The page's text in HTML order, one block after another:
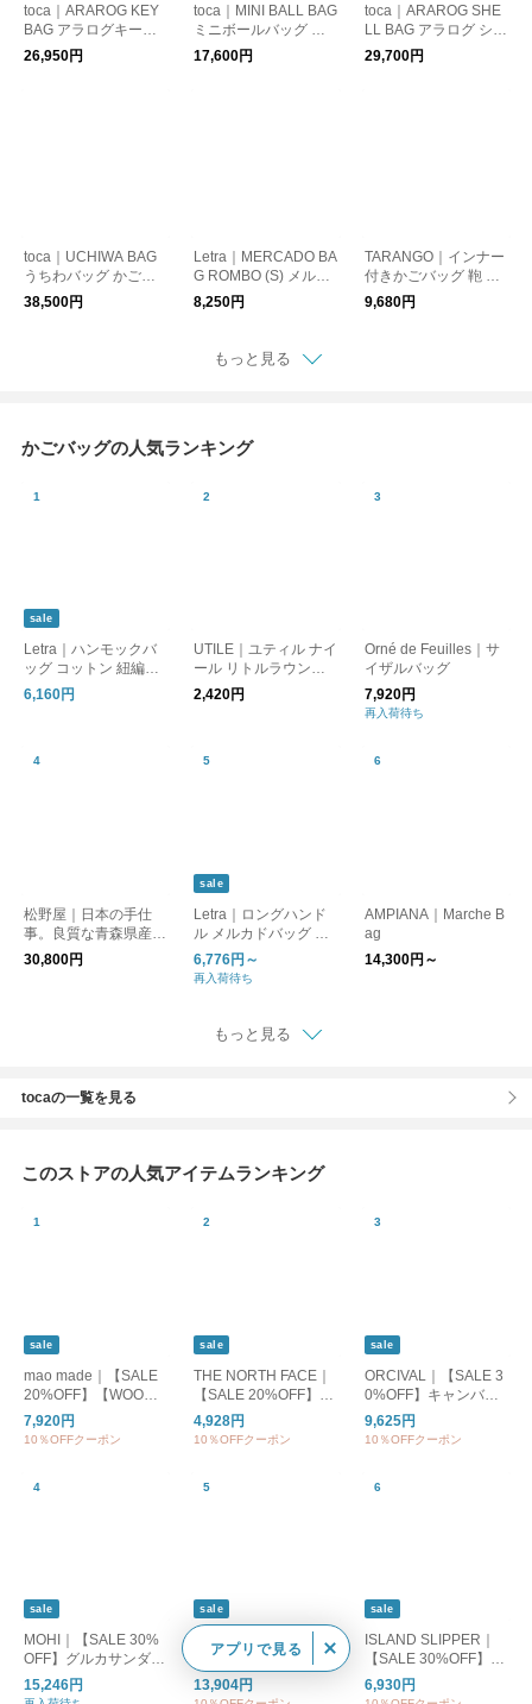
toca｜ARAROG KEY
BAG アラログキーバ
ッグ バッグ tc251-03
26,950円
toca｜MINI BALL BAG
ミニボールバッグ シ
ョルダー 鞄 かばん tc2
51-09
17,600円
toca｜ARAROG SHE
LL BAG アラログ シェ
ルバッグ かごバッグ
ハンドバッグ 鞄 tc251
29,700円
toca｜UCHIWA BAG
うちわバッグ かごバ
ッグ 鞄 かばん tc261-
38,500円
Letra｜MERCADO BA
G ROMBO (S) メルカ
ドバッグ ロンボ マル
シェバッグ かごバッ
20421 610720437 61
0720449
8,250円
TARANGO｜インナー
付きかごバッグ 鞄 か
ばん カバン カゴバッ
グ マチあり pb-67
9,680円
もっと見る
かごバッグの人気ランキング
sale
Letra｜ハンモックバ
ッグ コットン 紐編み
hammock-bag-fn 母の
日
6,160円
UTILE｜ユティル ナイ
ール リトルラウンド
バッグ
2,420円
Orné de Feuilles｜サ
イザルバッグ
7,920円
再入荷待ち
松野屋｜日本の手仕
事。良質な青森県産の
あけび グニ手角型２
本手 kurashisha
30,800円
sale
Letra｜ロングハンド
ル メルカドバッグ M
“CROSS LINE / MINI
CHECK” mck-cline-m-
lh-mt
6,776円～
再入荷待ち
AMPIANA｜Marche B
ag
14,300円～
もっと見る
tocaの一覧を見る
このストアの人気アイテムランキング
sale
mao made｜【SALE
20%OFF】【WOODY
別注カラー】クルーネ
ックカーディガン UV
ボーダー 611113
7,920円
10％OFFクーポン
sale
THE NORTH FACE｜
【SALE 20%OFF】S/
S ES Big Logo Tee シ
ョートスリーブ ES ビ
ップス ntw32581
4,928円
10％OFFクーポン
sale
ORCIVAL｜【SALE 3
0%OFF】キャンバス
トートバッグM or-h02
84kwc
9,625円
10％OFFクーポン
sale
MOHI｜【SALE 30%
OFF】グルカサンダル
レディース シューズ
靴 くつ レザー 革 スト
15,246円
sale
blue willow｜【SALE
20%OFF】【WOODY
別注カラー】リネンオ
ールインワン レディ
13,904円
sale
ISLAND SLIPPER｜
【SALE 30%OFF】C
LAS.EVATHONG トン
グサンダル EVAPT20
6,930円
アプリで見る